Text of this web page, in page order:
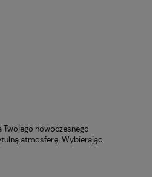
Twojego nowoczesnego
atmosferę. Wybierając